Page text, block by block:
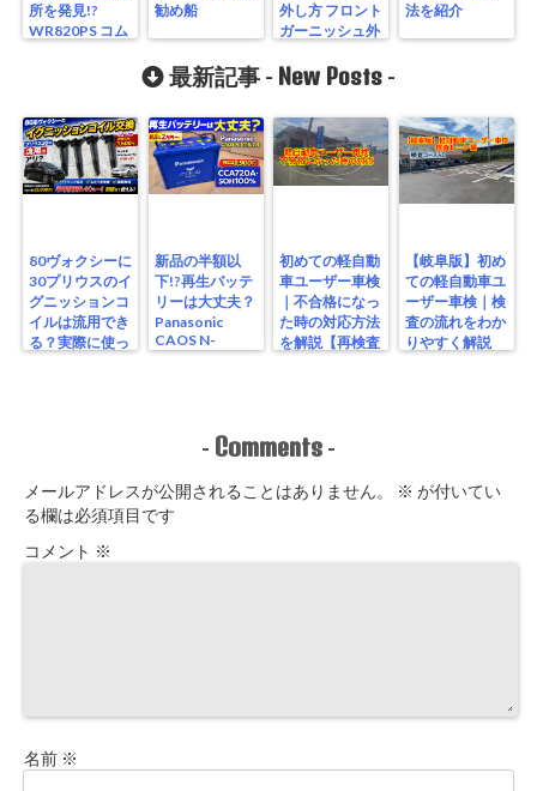
所を発見!?
WR820PS コム
勧め船
外し方 フロント
ガーニッシュ外
法を紹介
最新記事 - New Posts -
80ヴォクシーに
30プリウスのイ
グニッションコ
イルは流用でき
る？実際に使っ
新品の半額以
下!?再生バッテ
リーは大丈夫？
Panasonic
CAOS N-
S115/A4を実測
初めての軽自動
車ユーザー車検
｜不合格になっ
た時の対応方法
を解説【再検査
【岐阜版】初め
ての軽自動車ユ
ーザー車検｜検
査の流れをわか
りやすく解説
- Comments -
メールアドレスが公開されることはありません。 ※ が付いてい
る欄は必須項目です
コメント ※
名前 ※